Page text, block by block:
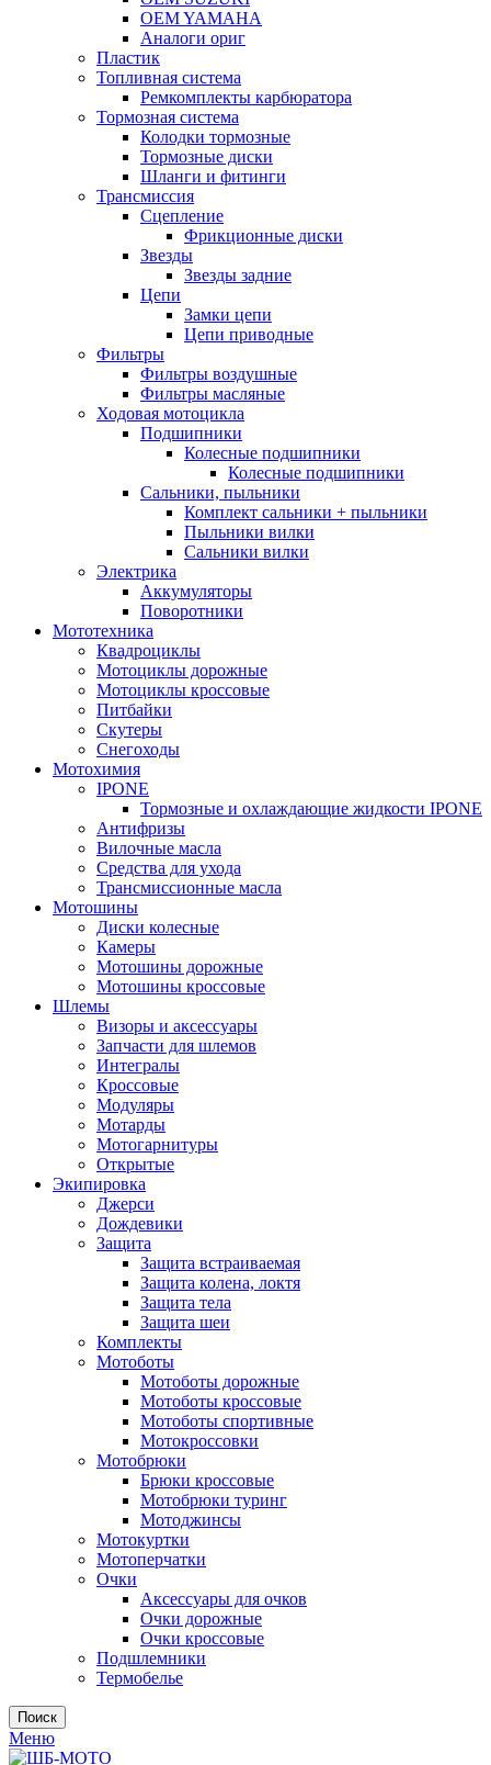
OEM YAMAHA
Аналоги ориг
Пластик
Топливная система
Ремкомплекты карбюратора
Тормозная система
Колодки тормозные
Тормозные диски
Шланги и фитинги
Трансмиссия
Cцепление
Фрикционные диски
Звезды
Звезды задние
Цепи
Замки цепи
Цепи приводные
Фильтры
Фильтры воздушные
Фильтры масляные
Ходовая мотоцикла
Подшипники
Колесные подшипники
Колесные подшипники
Сальники, пыльники
Комплект сальники + пыльники
Пыльники вилки
Сальники вилки
Электрика
Аккумуляторы
Поворотники
Мототехника
Квадроциклы
Мотоциклы дорожные
Мотоциклы кроссовые
Питбайки
Скутеры
Снегоходы
Мотохимия
IPONE
Тормозные и охлаждающие жидкости IPONE
Антифризы
Вилочные масла
Средства для ухода
Трансмиссионные масла
Мотошины
Диски колесные
Камеры
Мотошины дорожные
Мотошины кроссовые
Шлемы
Визоры и аксессуары
Запчасти для шлемов
Интегралы
Кроссовые
Модуляры
Мотарды
Мотогарнитуры
Открытые
Экипировка
Джерси
Дождевики
Защита
Защита встраиваемая
Защита колена, локтя
Защита тела
Защита шеи
Комплекты
Мотоботы
Мотоботы дорожные
Мотоботы кроссовые
Мотоботы спортивные
Мотокроссовки
Мотобрюки
Брюки кроссовые
Мотобрюки туринг
Мотоджинсы
Мотокуртки
Мотоперчатки
Очки
Аксессуары для очков
Очки дорожные
Очки кроссовые
Подшлемники
Термобелье
Поиск
Меню